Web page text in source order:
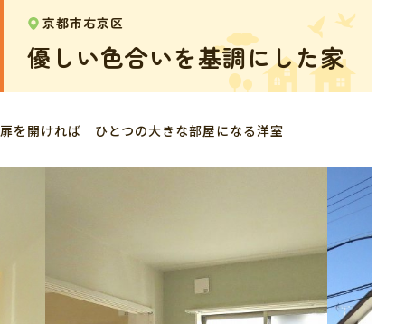
京都市右京区
優しい色合いを基調にした家
扉を開ければ ひとつの大きな部屋になる洋室